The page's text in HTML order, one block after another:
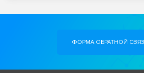
ФОРМА ОБРАТНОЙ